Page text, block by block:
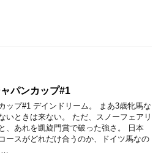
パンカップ#1
ップ#1 デインドリーム。 まあ3歳牝馬な
いときは来ない。 ただ、スノーフェアリ
、あれを凱旋門賞で破った強さ。 日本
ースがどれだけ合うのか、ドイツ馬なの